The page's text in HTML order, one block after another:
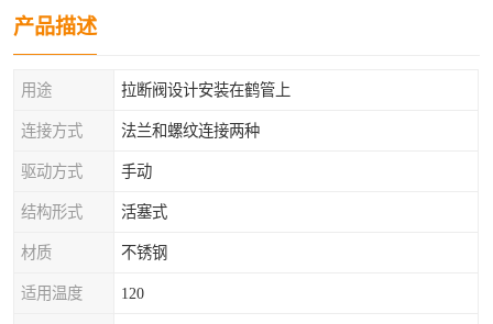
产品描述
用途 拉断阀设计安装在鹤管上
连接方式 法兰和螺纹连接两种
驱动方式 手动
结构形式 活塞式
材质 不锈钢
适用温度 120